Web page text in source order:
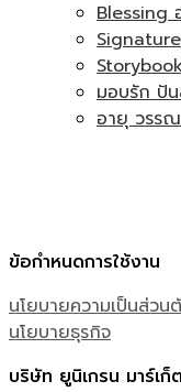
Blessing
Signature
มอบรัก ปั
อายุ วรรณ
ข้อกำหนดการใช้งาน
นโยบายความเป็นส่วน
นโยบายธุรกิจ
บริษัท ยูนิเกรน มาร์เ